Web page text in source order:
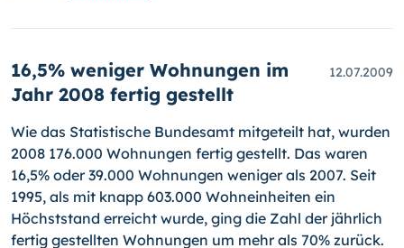
16,5% weniger Wohnungen im
Jahr 2008 fertig gestellt
12.07.2009
Wie das Statistische Bundesamt mitgeteilt hat, wurden
2008 176.000 Wohnungen fertig gestellt. Das waren
16,5% oder 39.000 Wohnungen weniger als 2007. Seit
1995, als mit knapp 603.000 Wohneinheiten ein
Höchststand erreicht wurde, ging die Zahl der jährlich
fertig gestellten Wohnungen um mehr als 70% zurück.